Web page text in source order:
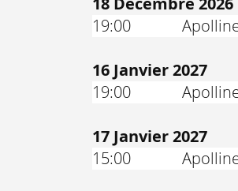
19:00
16 Janvier 2027
19:00
17 Janvier 2027
15:00